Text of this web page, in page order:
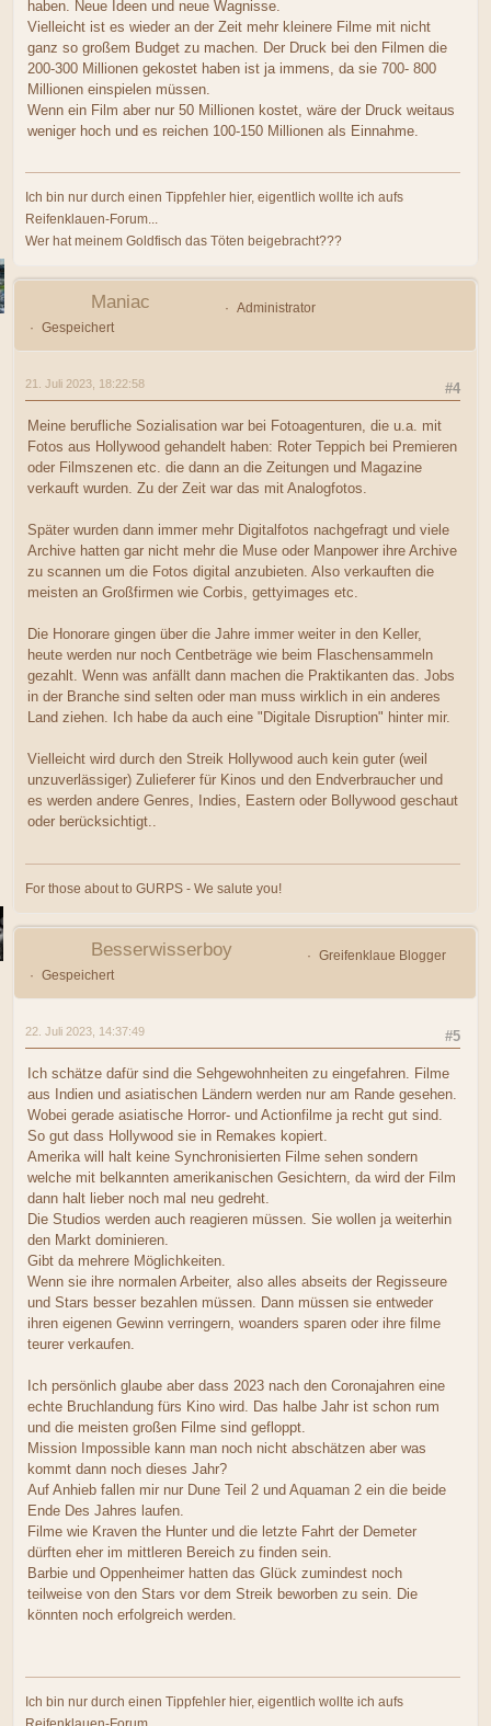
haben. Neue Ideen und neue Wagnisse.
Vielleicht ist es wieder an der Zeit mehr kleinere Filme mit nicht
ganz so großem Budget zu machen. Der Druck bei den Filmen die
200-300 Millionen gekostet haben ist ja immens, da sie 700- 800
Millionen einspielen müssen.
Wenn ein Film aber nur 50 Millionen kostet, wäre der Druck weitaus
weniger hoch und es reichen 100-150 Millionen als Einnahme.
Ich bin nur durch einen Tippfehler hier, eigentlich wollte ich aufs
Reifenklauen-Forum...
Wer hat meinem Goldfisch das Töten beigebracht???
Maniac
Administrator
Gespeichert
#4
21. Juli 2023, 18:22:58
Meine berufliche Sozialisation war bei Fotoagenturen, die u.a. mit
Fotos aus Hollywood gehandelt haben: Roter Teppich bei Premieren
oder Filmszenen etc. die dann an die Zeitungen und Magazine
verkauft wurden. Zu der Zeit war das mit Analogfotos.
Später wurden dann immer mehr Digitalfotos nachgefragt und viele
Archive hatten gar nicht mehr die Muse oder Manpower ihre Archive
zu scannen um die Fotos digital anzubieten. Also verkauften die
meisten an Großfirmen wie Corbis, gettyimages etc.
Die Honorare gingen über die Jahre immer weiter in den Keller,
heute werden nur noch Centbeträge wie beim Flaschensammeln
gezahlt. Wenn was anfällt dann machen die Praktikanten das. Jobs
in der Branche sind selten oder man muss wirklich in ein anderes
Land ziehen. Ich habe da auch eine "Digitale Disruption" hinter mir.
Vielleicht wird durch den Streik Hollywood auch kein guter (weil
unzuverlässiger) Zulieferer für Kinos und den Endverbraucher und
es werden andere Genres, Indies, Eastern oder Bollywood geschaut
oder berücksichtigt..
For those about to GURPS - We salute you!
Besserwisserboy
Greifenklaue Blogger
Gespeichert
#5
22. Juli 2023, 14:37:49
Ich schätze dafür sind die Sehgewohnheiten zu eingefahren. Filme
aus Indien und asiatischen Ländern werden nur am Rande gesehen.
Wobei gerade asiatische Horror- und Actionfilme ja recht gut sind.
So gut dass Hollywood sie in Remakes kopiert.
Amerika will halt keine Synchronisierten Filme sehen sondern
welche mit belkannten amerikanischen Gesichtern, da wird der Film
dann halt lieber noch mal neu gedreht.
Die Studios werden auch reagieren müssen. Sie wollen ja weiterhin
den Markt dominieren.
Gibt da mehrere Möglichkeiten.
Wenn sie ihre normalen Arbeiter, also alles abseits der Regisseure
und Stars besser bezahlen müssen. Dann müssen sie entweder
ihren eigenen Gewinn verringern, woanders sparen oder ihre filme
teurer verkaufen.
Ich persönlich glaube aber dass 2023 nach den Coronajahren eine
echte Bruchlandung fürs Kino wird. Das halbe Jahr ist schon rum
und die meisten großen Filme sind gefloppt.
Mission Impossible kann man noch nicht abschätzen aber was
kommt dann noch dieses Jahr?
Auf Anhieb fallen mir nur Dune Teil 2 und Aquaman 2 ein die beide
Ende Des Jahres laufen.
Filme wie Kraven the Hunter und die letzte Fahrt der Demeter
dürften eher im mittleren Bereich zu finden sein.
Barbie und Oppenheimer hatten das Glück zumindest noch
teilweise von den Stars vor dem Streik beworben zu sein. Die
könnten noch erfolgreich werden.
Ich bin nur durch einen Tippfehler hier, eigentlich wollte ich aufs